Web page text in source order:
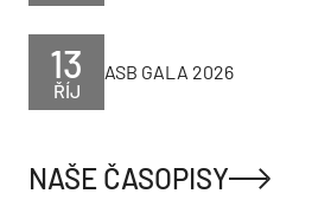
ŘÍJ
13 ASB GALA 2026
NAŠE ČASOPISY